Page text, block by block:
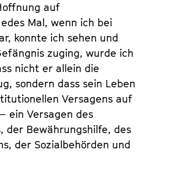
auf
Mal, wenn ich bei
konnte ich sehen und
zuging, wurde ich
nicht er allein die
sondern dass sein Leben
Versagens auf
ein Versagen des
der Bewährungshilfe, des
der Sozialbehörden und